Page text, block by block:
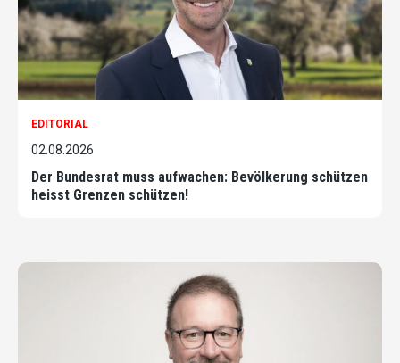
EDITORIAL
02.08.2026
Der Bundesrat muss aufwachen: Bevölkerung schützen
heisst Grenzen schützen!